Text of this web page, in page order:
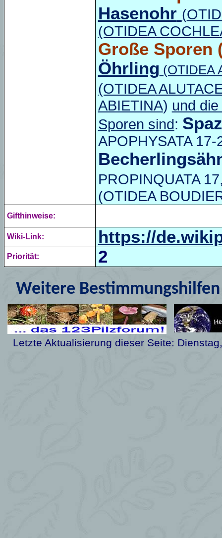
Hasenohr (
(OTIDEA
Große Sporen
Öhrling (OTIDEA
(OTIDEA
ABIETINA) und die
Sporen sind:
APOPHYSATA
PROPINQUATA
(OTIDEA
Gifthinweise:
Wiki-Link: https://
Priorität: 2
Weitere
Letzte Aktualisierung dieser Seite: